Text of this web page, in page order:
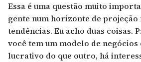
Essa é uma questão muito
gente num horizonte de projeção
tendências. Eu acho duas coisas.
você tem um modelo de negócios
lucrativo do que outro, há